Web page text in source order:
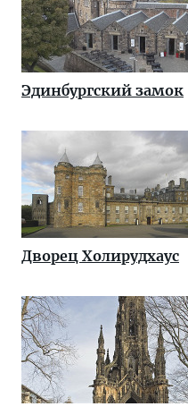
Эдинбургский замок
Дворец Холирудхаус